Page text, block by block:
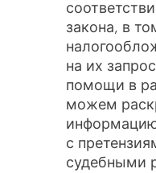
закона, в
на их
помощи в
можем
с
судебными